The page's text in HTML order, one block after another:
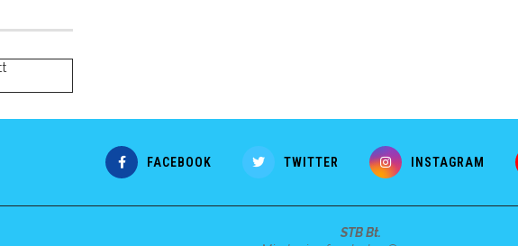
FACEBOOK TWITTER INSTAGRAM
STB Bt.